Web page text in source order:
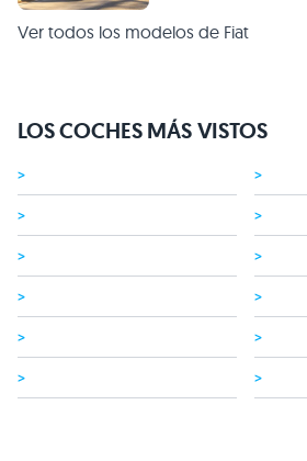
Ver todos los modelos de Fiat
LOS COCHES MÁS VISTOS
>
>
>
>
>
>
>
>
>
>
>
>